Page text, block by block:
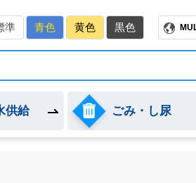
準 青色 黄色 黒色
供給 ごみ・し尿